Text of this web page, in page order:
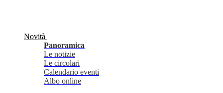
Novità
Panoramica
Le notizie
Le circolari
Calendario eventi
Albo online